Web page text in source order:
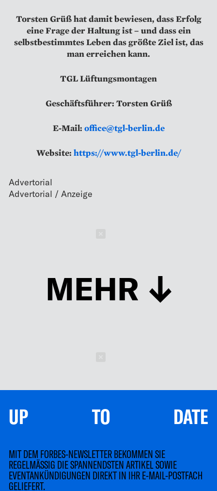
Torsten Grüß hat damit bewiesen, dass Erfolg
eine Frage der Haltung ist – und dass ein
selbstbestimmtes Leben das größte Ziel ist, das
man erreichen kann.
TGL Lüftungsmontagen
Geschäftsführer: Torsten Grüß
E-Mail: office@tgl-berlin.de
Website: https://www.tgl-berlin.de/
Advertorial
MEHR
UP TO DATE
MIT DEM FORBES-NEWSLETTER BEKOMMEN SIE
REGELMÄSSIG DIE SPANNENDSTEN ARTIKEL SOWIE
EVENTANKÜNDIGUNGEN DIREKT IN IHR E-MAIL-POSTFACH
GELIEFERT.